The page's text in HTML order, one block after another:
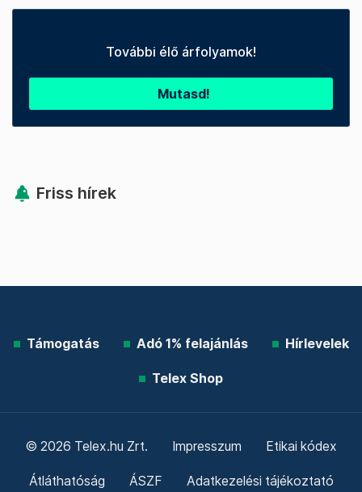
További élő árfolyamok!
Mutasd!
Friss hírek
Támogatás Adó 1% felajánlás Hírlevelek
Telex Shop
© 2026 Telex.hu Zrt. Impresszum Etikai kódex
Átláthatóság ÁSZF Adatkezelési tájékoztató